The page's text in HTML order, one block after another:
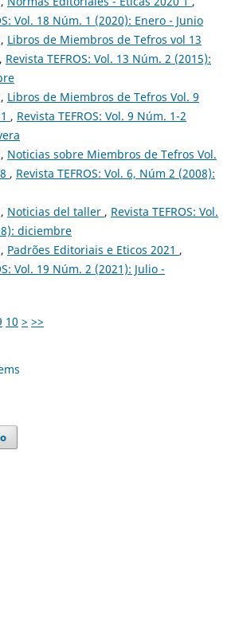
Vol. 18 Núm. 1 (2020): Enero - Junio
Libros de Miembros de Tefros vol 13
, Revista TEFROS: Vol. 13 Núm. 2 (2015):
Libros de Miembros de Tefros Vol. 9
, Revista TEFROS: Vol. 9 Núm. 1-2
Noticias sobre Miembros de Tefros Vol.
, Revista TEFROS: Vol. 6, Núm 2 (2008):
Noticias del taller , Revista TEFROS: Vol.
diciembre
Padrões Editoriais e Eticos 2021 ,
Vol. 19 Núm. 2 (2021): Julio -
10 > >>